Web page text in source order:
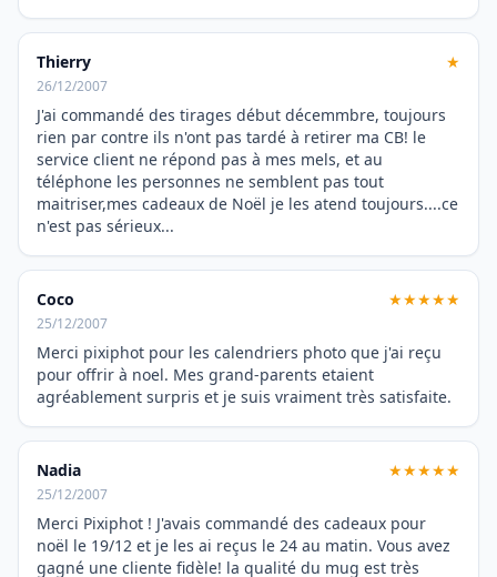
Thierry ★
26/12/2007
J'ai commandé des tirages début décemmbre, toujours
rien par contre ils n'ont pas tardé à retirer ma CB! le
service client ne répond pas à mes mels, et au
téléphone les personnes ne semblent pas tout
maitriser,mes cadeaux de Noël je les atend toujours....ce
n'est pas sérieux...
Coco ★★★★★
25/12/2007
Merci pixiphot pour les calendriers photo que j'ai reçu
pour offrir à noel. Mes grand-parents etaient
agréablement surpris et je suis vraiment très satisfaite.
Nadia ★★★★★
25/12/2007
Merci Pixiphot ! J'avais commandé des cadeaux pour
noël le 19/12 et je les ai reçus le 24 au matin. Vous avez
gagné une cliente fidèle! la qualité du mug est très